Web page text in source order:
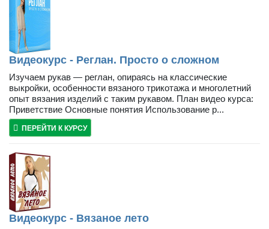
Видеокурс - Реглан. Просто о сложном
Изучаем рукав — реглан, опираясь на классические
выкройки, особенности вязаного трикотажа и многолетний
опыт вязания изделий с таким рукавом. План видео курса:
Приветствие Основные понятия Использование р...
ПЕРЕЙТИ К КУРСУ
Видеокурс - Вязаное лето